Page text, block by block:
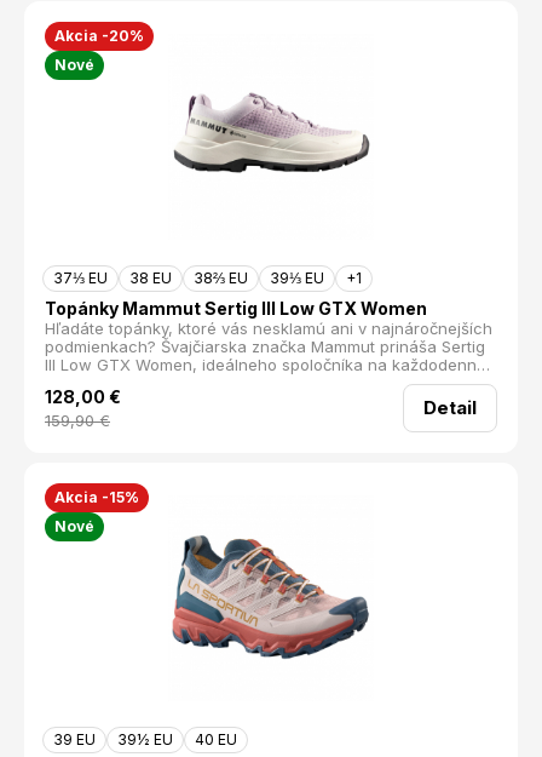
Akcia -20%
Nové
37⅓ EU 38 EU 38⅔ EU 39⅓ EU +1
Topánky Mammut Sertig III Low GTX Women
Hľadáte topánky, ktoré vás nesklamú ani v najnáročnejších
podmienkach? Švajčiarska značka Mammut prináša Sertig
III Low GTX Women, ideálneho spoločníka na každodenné
dobrodružstvá. Táto športovo ladená obuv je vylepšená o
širší strih, ktorý zabezpečuje, že vám dokonale padne.
128,00 €
159,90€
Detail
Akcia -15%
Nové
39 EU 39½ EU 40 EU